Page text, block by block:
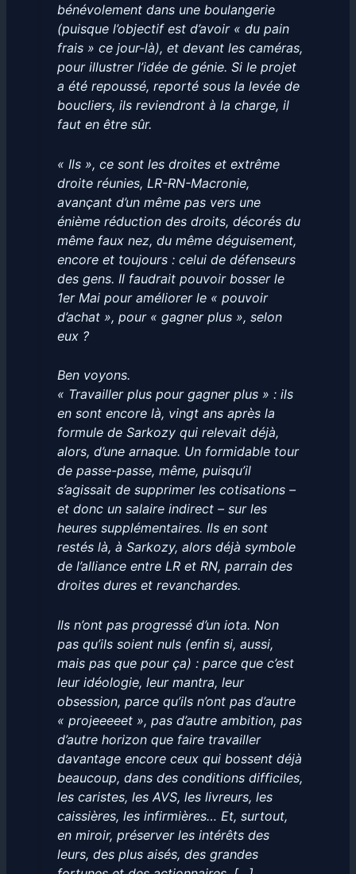
bénévolement dans une boulangerie
(puisque l’objectif est d’avoir « du pain
frais » ce jour-là), et devant les caméras,
pour illustrer l’idée de génie. Si le projet
a été repoussé, reporté sous la levée de
boucliers, ils reviendront à la charge, il
faut en être sûr.
« Ils », ce sont les droites et extrême
droite réunies, LR-RN-Macronie,
avançant d’un même pas vers une
énième réduction des droits, décorés du
même faux nez, du même déguisement,
encore et toujours : celui de défenseurs
des gens. Il faudrait pouvoir bosser le
1er Mai pour améliorer le « pouvoir
d’achat », pour « gagner plus », selon
eux ?
Ben voyons.
« Travailler plus pour gagner plus » : ils
en sont encore là, vingt ans après la
formule de Sarkozy qui relevait déjà,
alors, d’une arnaque. Un formidable tour
de passe-passe, même, puisqu’il
s’agissait de supprimer les cotisations –
et donc un salaire indirect – sur les
heures supplémentaires. Ils en sont
restés là, à Sarkozy, alors déjà symbole
de l’alliance entre LR et RN, parrain des
droites dures et revanchardes.
Ils n’ont pas progressé d’un iota. Non
pas qu’ils soient nuls (enfin si, aussi,
mais pas que pour ça) : parce que c’est
leur idéologie, leur mantra, leur
obsession, parce qu’ils n’ont pas d’autre
« projeeeeet », pas d’autre ambition, pas
d’autre horizon que faire travailler
davantage encore ceux qui bossent déjà
beaucoup, dans des conditions difficiles,
les caristes, les AVS, les livreurs, les
caissières, les infirmières… Et, surtout,
en miroir, préserver les intérêts des
leurs, des plus aisés, des grandes